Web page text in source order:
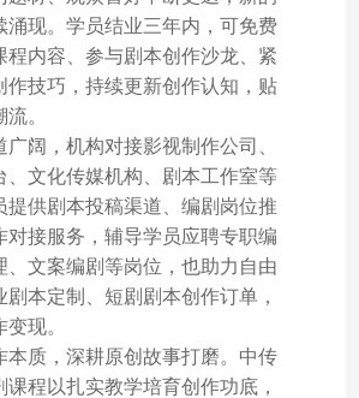
涌现。学员结业三年内，可免费
程内容、参与剧本创作沙龙、紧
作技巧，持续更新创作认知，贴
。
广阔，机构对接影视制作公司、
、文化传媒机构、剧本工作室等
提供剧本投稿渠道、编剧岗位推
对接服务，辅导学员应聘专职编
、文案编剧等岗位，也助力自由
剧本定制、短剧剧本创作订单，
现。
本质，深耕原创故事打磨。中传
课程以扎实教学培育创作功底，